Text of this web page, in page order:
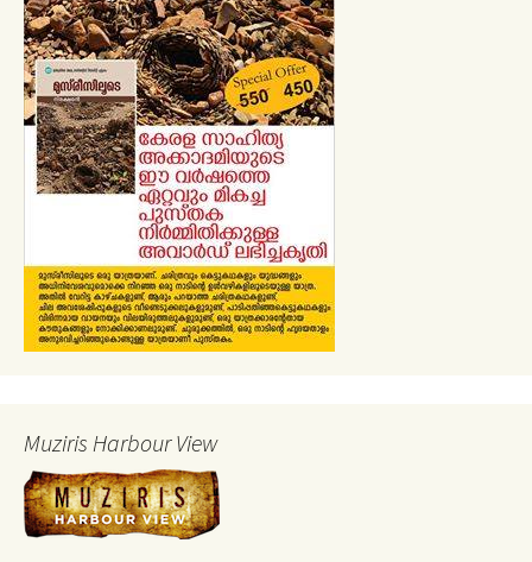
Muziris Harbour View